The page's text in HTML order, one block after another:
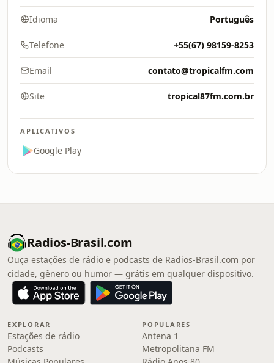
Idioma Português
Telefone +55(67) 98159-8253
Email contato@tropicalfm.com
Site tropical87fm.com.br
APLICATIVOS
Google Play
Radios-Brasil.com
Ouça estações de rádio e podcasts de Radios-Brasil.com por
cidade, gênero ou humor — grátis em qualquer dispositivo.
EXPLORAR
Estações de rádio
Podcasts
POPULARES
Antena 1
Metropolitana FM